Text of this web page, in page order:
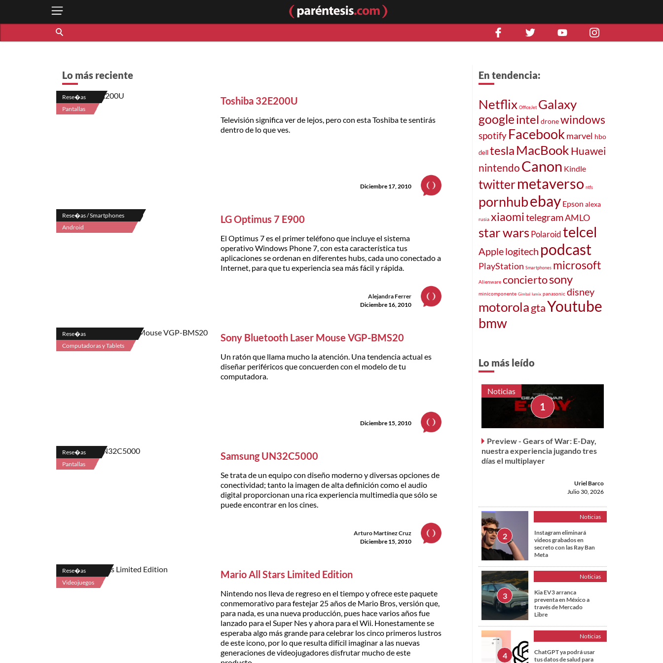
Lo más reciente
Rese�as
Pantallas
Toshiba 32E200U
Televisión significa ver de lejos, pero con esta Toshiba te sentirás
dentro de lo que ves.
Diciembre 17, 2010
Rese�as / Smartphones
Android
LG Optimus 7 E900
El Optimus 7 es el primer teléfono que incluye el sistema
operativo Windows Phone 7, con esta característica tus
aplicaciones se ordenan en diferentes hubs, cada uno conectado a
Internet, para que tu experiencia sea más fácil y rápida.
Alejandra Ferrer
Diciembre 16, 2010
Rese�as
Computadoras y Tablets
Sony Bluetooth Laser Mouse VGP-BMS20
Un ratón que llama mucho la atención. Una tendencia actual es
diseñar periféricos que concuerden con el modelo de tu
computadora.
Diciembre 15, 2010
Rese�as
Pantallas
Samsung UN32C5000
Se trata de un equipo con diseño moderno y diversas opciones de
conectividad; tanto la imagen de alta definición como el audio
digital proporcionan una rica experiencia multimedia que sólo se
puede encontrar en los cines.
Arturo Martínez Cruz
Diciembre 15, 2010
Rese�as
Videojuegos
Mario All Stars Limited Edition
Nintendo nos lleva de regreso en el tiempo y ofrece este paquete
conmemorativo para festejar 25 años de Mario Bros, versión que,
para nada, es una nueva producción, pues hace varios años fue
lanzado para el Super Nes y ahora para el Wii. Honestamente se
esperaba algo más grande para celebrar los cinco primeros lustros
de este icono, por lo que resulta difícil imaginar a las nuevas
generaciones de videojugadores disfrutar mucho de este
En tendencia:
Netflix OfficeJet Galaxy
googleintel dronewindows
spotify Facebook marvel hbo
delltesla MacBookHuawei
nintendo Canon Kindle
twittermetaverso ntfs
pornhubebay Epson alexa
rusia xiaomitelegramAMLO
star wars Polaroid telcel
Applelogitech podcast
PlayStation Smartphones microsoft
Alienware conciertosony
minicomponente Gimbal lumix panasonic disney
motorolagtaYoutube
bmw
Lo más leído
Noticias
Preview - Gears of War: E-Day,
nuestra experiencia jugando tres
días el multiplayer
Uriel Barco
Julio 30, 2026
Noticias
Instagram eliminará
videos grabados en
secreto con las Ray Ban
Meta
Noticias
Kia EV3 arranca
preventa en México a
través de Mercado
Libre
Noticias
ChatGPT ya podrá usar
tus datos de salud para